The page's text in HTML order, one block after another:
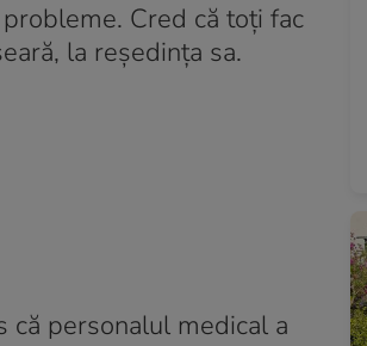
Cred că toți fac
la reședința sa.
că personalul medical a